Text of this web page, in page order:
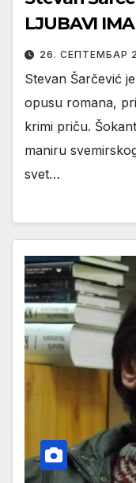
LJUBAVI IMA
26. СЕПТЕМБАР
Stevan Šarčević
opusu romana,
krimi priču.
maniru
svet…